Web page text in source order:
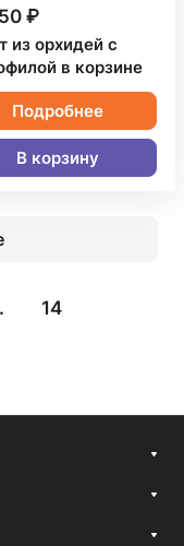
₽
из орхидей с
в корзине
Подробнее
В корзину
14